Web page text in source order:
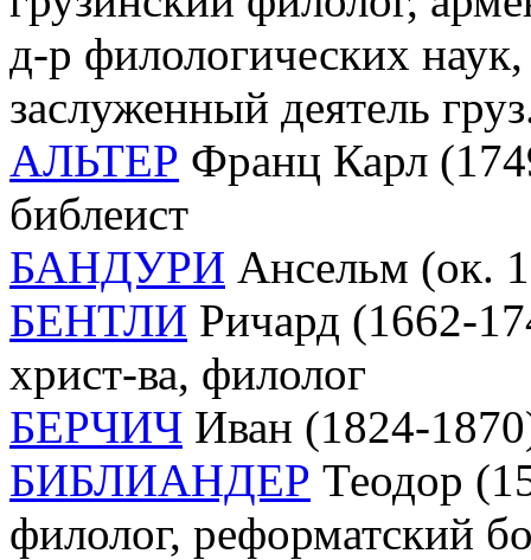
д-р филологических
заслуженный деятель
АЛЬТЕР Франц Карл
библеист
БАНДУРИ Ансельм (ок.
БЕНТЛИ Ричард (1662-
христ-ва, филолог
БЕРЧИЧ Иван (1824-
БИБЛИАНДЕР Теодор
филолог, реформатский